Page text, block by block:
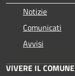
Notizie
Comunicati
Avvisi
VIVERE IL COMUNE